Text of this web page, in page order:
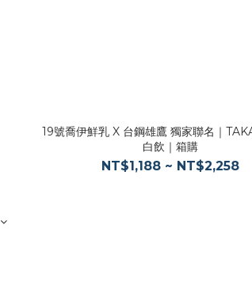
19號喬伊鮮乳 X 台鋼雄鷹 獨家聯名｜
白飲｜箱購
NT$1,188 ~ NT$2,258